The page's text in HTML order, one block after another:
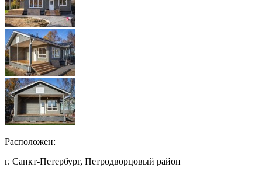
Расположен:
г. Санкт-Петербург, Петродворцовый район